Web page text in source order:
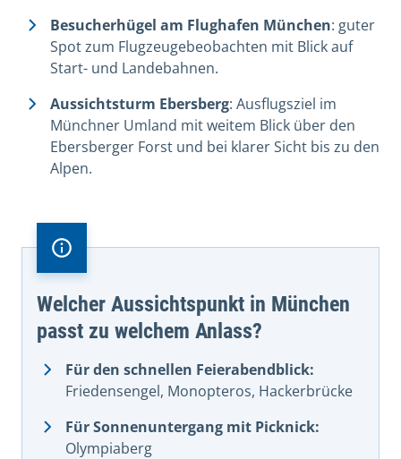
Besucherhügel am Flughafen München: guter
Spot zum Flugzeugebeobachten mit Blick auf
Start- und Landebahnen.
Aussichtsturm Ebersberg: Ausflugsziel im
Münchner Umland mit weitem Blick über den
Ebersberger Forst und bei klarer Sicht bis zu den
Alpen.
Welcher Aussichtspunkt in München
passt zu welchem Anlass?
Für den schnellen Feierabendblick:
Friedensengel, Monopteros, Hackerbrücke
Für Sonnenuntergang mit Picknick:
Olympiaberg